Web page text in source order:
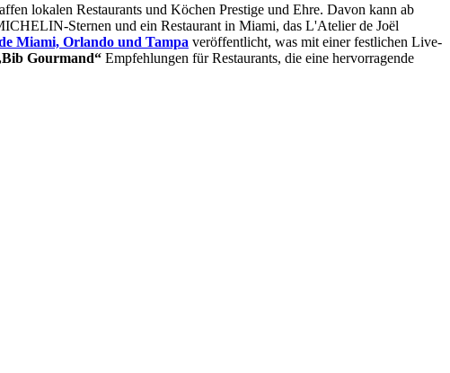
lokalen Restaurants und Köchen Prestige und Ehre. Davon kann ab
Sternen und ein Restaurant in Miami, das L'Atelier de Joël
Miami, Orlando und Tampa veröffentlicht, was mit einer festlichen Live-
Gourmand“ Empfehlungen für Restaurants, die eine hervorragende